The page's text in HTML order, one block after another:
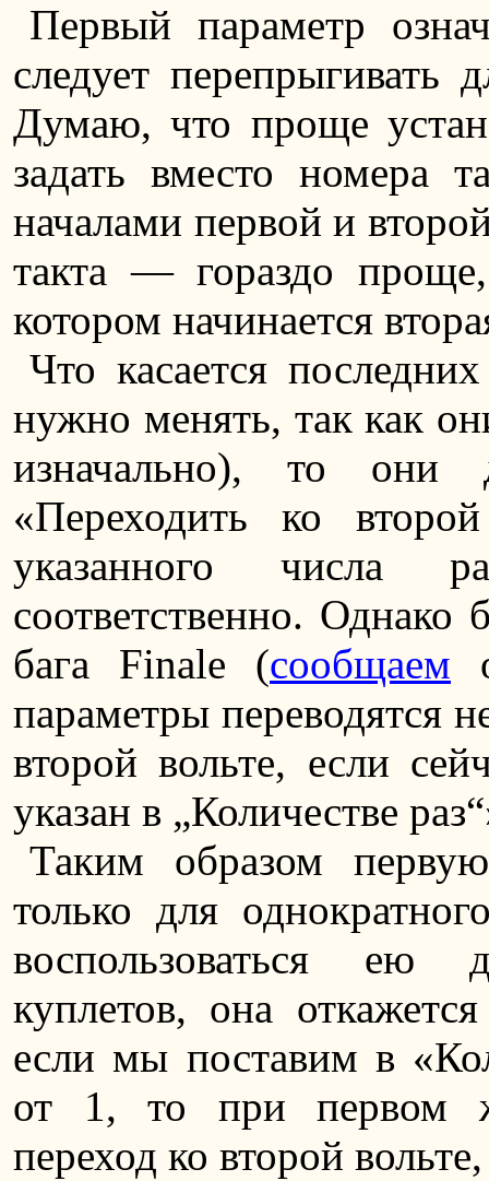
Первый параметр
следует перепрыгивать
Думаю, что проще
задать вместо номера
началами первой и
такта — гораздо
котором начинается
Что касается
нужно менять, так как
изначально), то
«Переходить ко
указанного числа
соответственно. Однако
бага Finale (сообщаем
параметры переводятся
второй вольте, если
указан в „Количестве
Таким образом
только для
воспользоваться ею
куплетов, она
если мы поставим в
от 1, то при первом
переход ко второй